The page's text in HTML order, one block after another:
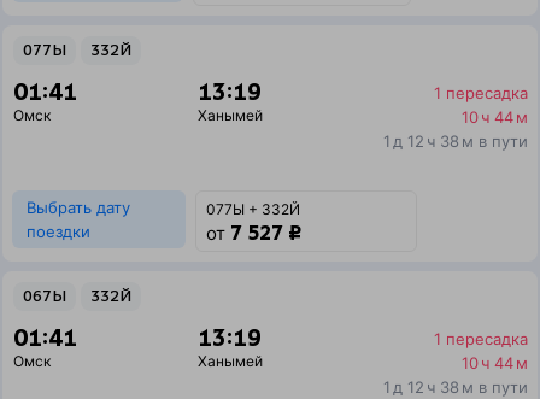
077Ы 332Й
01:41
Омск
13:19
Ханымей
1 пересадка
10 ч 44 м
1 д 12 ч 38 м в пути
Выбрать дату
поездки
077Ы + 332Й
от 7 527 ₽
067Ы 332Й
01:41
Омск
13:19
Ханымей
1 пересадка
10 ч 44 м
1 д 12 ч 38 м в пути